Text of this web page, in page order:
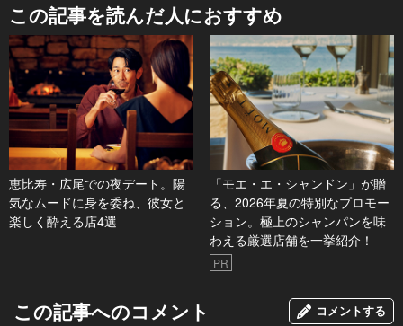
この記事を読んだ人におすすめ
恵比寿・広尾での夜デート。陽
気なムードに身を委ね、彼女と
楽しく酔える店4選
「モエ・エ・シャンドン」が贈
る、2026年夏の特別なプロモー
ション。極上のシャンパンを味
わえる厳選店舗を一挙紹介！
PR
この記事へのコメント コメントする